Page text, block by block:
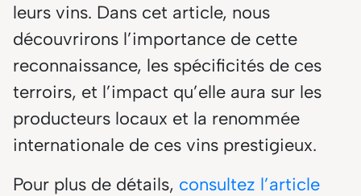
leurs vins. Dans cet article, nous
découvrirons l’importance de cette
reconnaissance, les spécificités de ces
terroirs, et l’impact qu’elle aura sur les
producteurs locaux et la renommée
internationale de ces vins prestigieux.
Pour plus de détails, consultez l’article